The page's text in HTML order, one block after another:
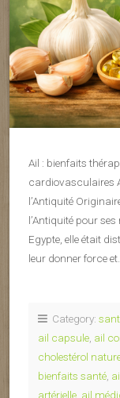
Ail : bienfaits
cardiovasculaires
l’Antiquité
l’Antiquité pour
Egypte, elle était
leur donner force et…
Category:
ail capsule ail
cholestérol
bienfaits santé
artérielle ail